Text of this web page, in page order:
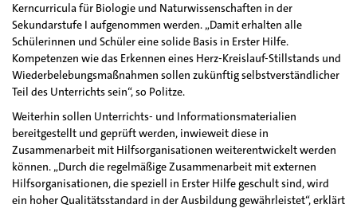
Kerncurricula für Biologie und Naturwissenschaften in der
Sekundarstufe I aufgenommen werden. „Damit erhalten alle
Schülerinnen und Schüler eine solide Basis in Erster Hilfe.
Kompetenzen wie das Erkennen eines Herz-Kreislauf-Stillstands und
Wiederbelebungsmaßnahmen sollen zukünftig selbstverständlicher
Teil des Unterrichts sein“, so Politze.
Weiterhin sollen Unterrichts- und Informationsmaterialien
bereitgestellt und geprüft werden, inwieweit diese in
Zusammenarbeit mit Hilfsorganisationen weiterentwickelt werden
können. „Durch die regelmäßige Zusammenarbeit mit externen
Hilfsorganisationen, die speziell in Erster Hilfe geschult sind, wird
ein hoher Qualitätsstandard in der Ausbildung gewährleistet“, erklärt